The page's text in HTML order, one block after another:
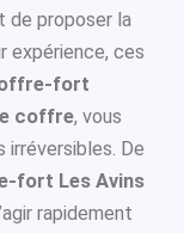
de proposer la
expérience, ces
fort
coffre, vous
irréversibles. De
fort Les Avins
rapidement